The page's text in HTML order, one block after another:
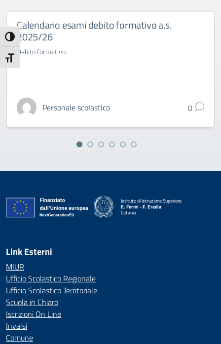
Attiva/disattiva alto contrasto
Attiva/disattiva dimensione testo
Calendario esami debito formativo a.s.
2025/26
Debito formativo
Personale scolastico 0
Istituto di Istruzione Superiore
E. Fermi - F. Eredia
Catania
Link Esterni
MIUR
Ufficio Scolastico Regionale
Ufficio Scolastico Territoriale
Scuola in Chiaro
Iscrizioni On Line
Invalsi
Comune